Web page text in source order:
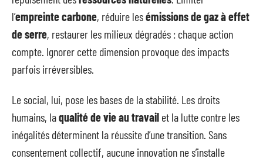
l’empreinte carbone, réduire lesémissions de gaz à effet
de serre, restaurer les milieux dégradés : chaque action
compte. Ignorer cette dimension provoque des impacts
parfois irréversibles.
Le social, lui, pose les bases de la stabilité. Les droits
humains, laqualité de vie au travail et la lutte contre les
inégalités déterminent la réussite d’une transition. Sans
consentement collectif, aucune innovation ne s’installe